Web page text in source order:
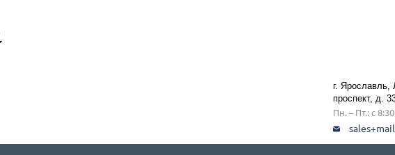
г. Ярославль,
проспект, д.
Пн. – Пт.: с